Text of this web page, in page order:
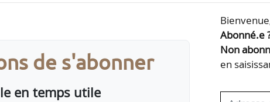
de l’offre en magasin, l’offre en produits TPE-PME-
par magasin est à +25 % », indique Vincent
de s'abonner
en temps utile
Abonné.e
Non
en